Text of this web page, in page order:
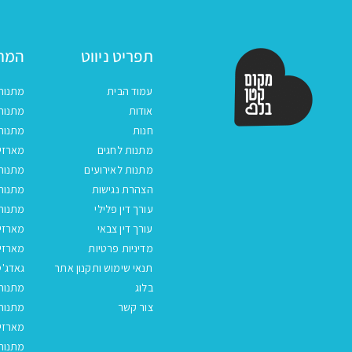
תפריט ניווט
עמוד הבית
אודות
חנות
מתנות לחגים
מתנות לאירועים
הצהרת נגישות
עורך דין פלילי
עורך דין צבאי
מדיניות פרטיות
תנאי שימוש ותקנון אתר
בלוג
צור קשר